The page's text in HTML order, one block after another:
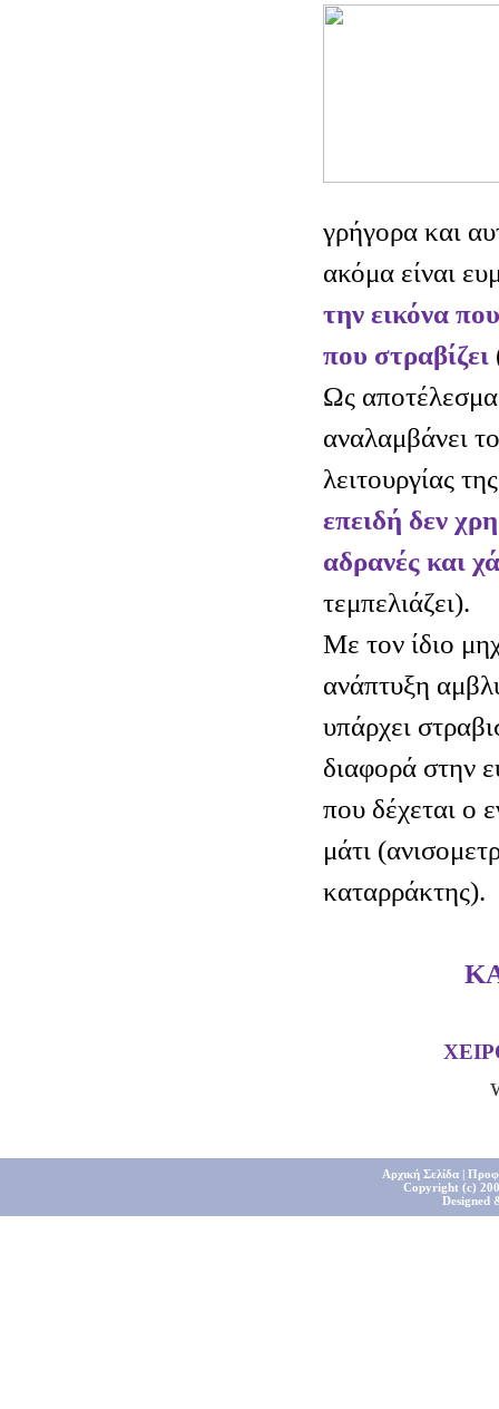
γρήγορα και
ακόμα είναι
την εικόνα
που στραβίζει
Ως
αναλαμβάνει
λειτουργίας
επειδή δεν
αδρανές και
τεμπελιάζει).
Με τον ίδιο
ανάπτυξη
υπάρχει
διαφορά στην
που δέχεται ο
μάτι
καταρράκτης).
Αρχική Σελίδα|
Copyright (c)
Designed